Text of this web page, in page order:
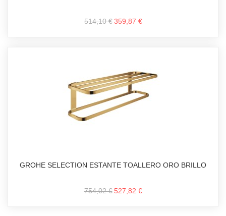
514,10 € 359,87 €
GROHE SELECTION ESTANTE TOALLERO ORO BRILLO
754,02 € 527,82 €